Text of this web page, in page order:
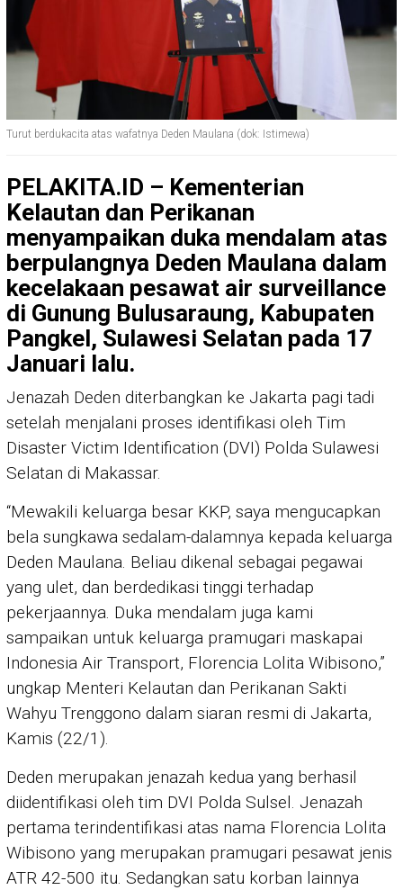
Turut berdukacita atas wafatnya Deden Maulana (dok: Istimewa)
PELAKITA.ID – Kementerian
Kelautan dan Perikanan
menyampaikan duka mendalam atas
berpulangnya Deden Maulana dalam
kecelakaan pesawat air surveillance
di Gunung Bulusaraung, Kabupaten
Pangkel, Sulawesi Selatan pada 17
Januari lalu.
Jenazah Deden diterbangkan ke Jakarta pagi tadi
setelah menjalani proses identifikasi oleh Tim
Disaster Victim Identification (DVI) Polda Sulawesi
Selatan di Makassar.
“Mewakili keluarga besar KKP, saya mengucapkan
bela sungkawa sedalam-dalamnya kepada keluarga
Deden Maulana. Beliau dikenal sebagai pegawai
yang ulet, dan berdedikasi tinggi terhadap
pekerjaannya. Duka mendalam juga kami
sampaikan untuk keluarga pramugari maskapai
Indonesia Air Transport, Florencia Lolita Wibisono,”
ungkap Menteri Kelautan dan Perikanan Sakti
Wahyu Trenggono dalam siaran resmi di Jakarta,
Kamis (22/1).
Deden merupakan jenazah kedua yang berhasil
diidentifikasi oleh tim DVI Polda Sulsel. Jenazah
pertama terindentifikasi atas nama Florencia Lolita
Wibisono yang merupakan pramugari pesawat jenis
ATR 42-500 itu. Sedangkan satu korban lainnya